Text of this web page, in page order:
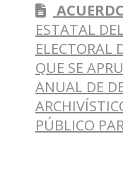
ESTATAL
ELECTORAL
QUE SE
ANUAL DE
PÚBLICO